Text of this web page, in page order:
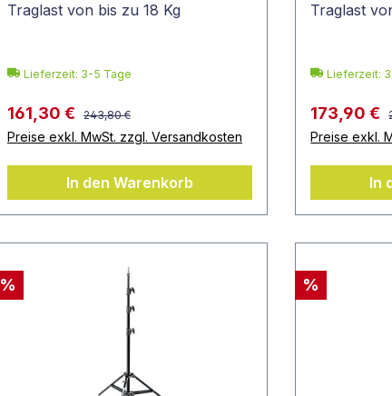
Traglast von bis zu 18 Kg
Lieferzeit: 3-5 Tage
161,30 € 243,80 €
Preise exkl. MwSt. zzgl. Versandkosten
In den Warenkorb
Traglast
Lieferzeit:
173,90 €
Preise exkl.
In
% %